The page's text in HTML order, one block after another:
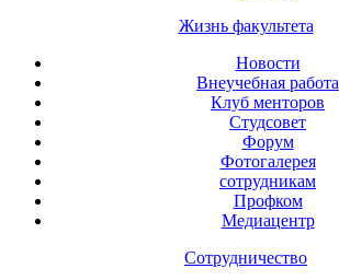
Жизнь факультета
Новости
Внеучебная работа
Клуб менторов
Студсовет
Форум
Фотогалерея
сотрудникам
Профком
Медиацентр
Сотрудничество